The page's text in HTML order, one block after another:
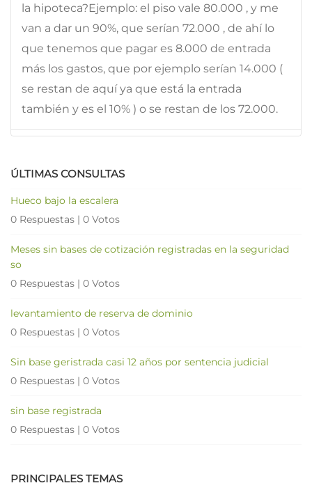
la hipoteca?Ejemplo: el piso vale 80.000 , y me
van a dar un 90%, que serían 72.000 , de ahí lo
que tenemos que pagar es 8.000 de entrada
más los gastos, que por ejemplo serían 14.000 (
se restan de aquí ya que está la entrada
también y es el 10% ) o se restan de los 72.000.
ÚLTIMAS CONSULTAS
Hueco bajo la escalera
0 Respuestas | 0 Votos
Meses sin bases de cotización registradas en la seguridad
so
0 Respuestas | 0 Votos
levantamiento de reserva de dominio
0 Respuestas | 0 Votos
Sin base geristrada casi 12 años por sentencia judicial
0 Respuestas | 0 Votos
sin base registrada
0 Respuestas | 0 Votos
PRINCIPALES TEMAS